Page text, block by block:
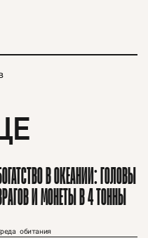
В ОКЕАНИИ: ГОЛОВЫ
И МОНЕТЫ В 4 ТОННЫ
обитания